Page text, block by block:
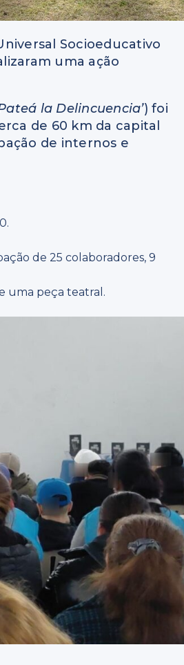
Socioeducativo
uma ação
la Delincuencia’)foi
de 60 km da capital
de internos e
de 25 colaboradores, 9
uma peça teatral.